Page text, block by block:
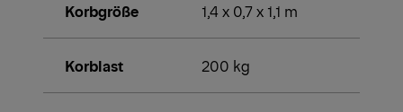
Korbgröße 1,4 x 0,7 x 1,1 m
Korblast 200 kg